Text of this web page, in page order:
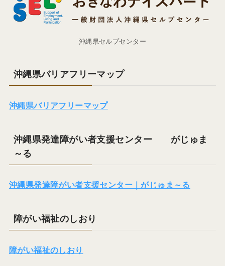
沖縄県セルプセンター
沖縄県バリアフリーマップ
沖縄県バリアフリーマップ
沖縄県発達障がい者支援センター がじゅま
～る
沖縄県発達障がい者支援センター｜がじゅま～る
障がい福祉のしおり
障がい福祉のしおり